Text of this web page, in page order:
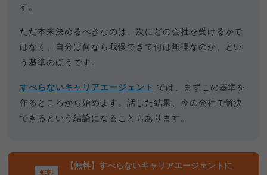
す。
ただ本来決めるべきなのは、次にどの会社を受けるかで
はなく、自分は何なら我慢できて何は無理なのか、とい
う基準のほうです。
すべらないキャリアエージェント
では、まずこの基準を
作るところから始めます。話した結果、今の会社で解決
できるという結論になることもあります。
【無料】すべらないキャリアエージェントに